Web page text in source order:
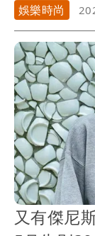
娛樂時尚
又有傑尼